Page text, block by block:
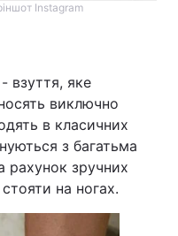
Instagram
взуття, яке
виключно
в класичних
з багатьма
рахунок зручних
на ногах.